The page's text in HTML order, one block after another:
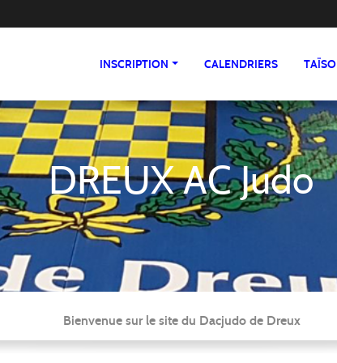
INSCRIPTION CALENDRIERS TAÏSO
DREUX AC Judo
Bienvenue sur le site du Dacjudo de Dreux